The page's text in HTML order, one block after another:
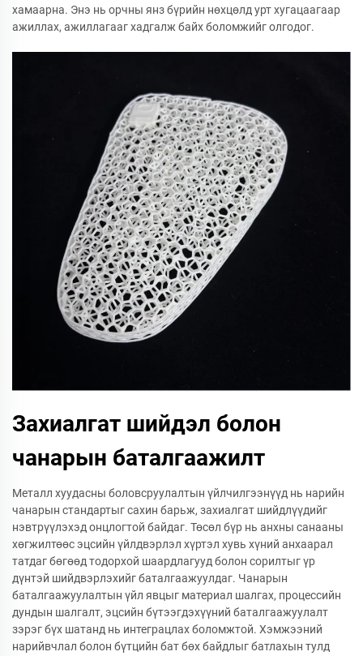
хамаарна. Энэ нь орчны янз бүрийн нөхцөлд урт хугацаагаар
ажиллах, ажиллагааг хадгалж байх боломжийг олгодог.
Захиалгат шийдэл болон
чанарын баталгаажилт
Металл хуудасны боловсруулалтын үйлчилгээнүүд нь нарийн
чанарын стандартыг сахин барьж, захиалгат шийдлүүдийг
нэвтрүүлэхэд онцлогтой байдаг. Төсөл бүр нь анхны санааны
хөгжилтөөс эцсийн үйлдвэрлэл хүртэл хувь хүний анхаарал
татдаг бөгөөд тодорхой шаардлагууд болон сорилтыг үр
дүнтэй шийдвэрлэхийг баталгаажуулдаг. Чанарын
баталгаажуулалтын үйл явцыг материал шалгах, процессийн
дундын шалгалт, эцсийн бүтээгдэхүүний баталгаажуулалт
зэрэг бүх шатанд нь интеграцлах боломжтой. Хэмжээний
нарийвчлал болон бүтцийн бат бөх байдлыг батлахын тулд